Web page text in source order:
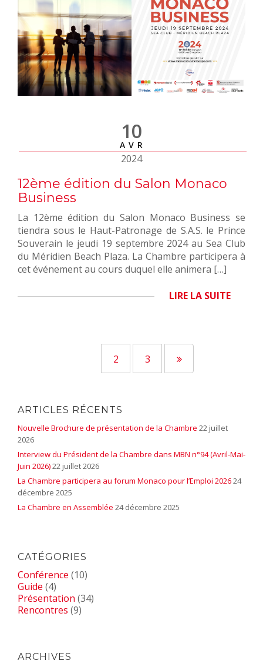
10
AVR
2024
12ème édition du Salon Monaco
Business
La 12ème édition du Salon Monaco Business se
tiendra sous le Haut-Patronage de S.A.S. le Prince
Souverain le jeudi 19 septembre 2024 au Sea Club
du Méridien Beach Plaza. La Chambre participera à
cet événement au cours duquel elle animera […]
LIRE LA SUITE
2 3
ARTICLES RÉCENTS
Nouvelle Brochure de présentation de la Chambre 22 juillet
2026
Interview du Président de la Chambre dans MBN n°94 (Avril-Mai-
Juin 2026)22 juillet 2026
La Chambre participera au forum Monaco pour l’Emploi 202624
décembre 2025
La Chambre en Assemblée 24 décembre 2025
CATÉGORIES
Conférence (10)
Guide (4)
Présentation (34)
Rencontres (9)
ARCHIVES